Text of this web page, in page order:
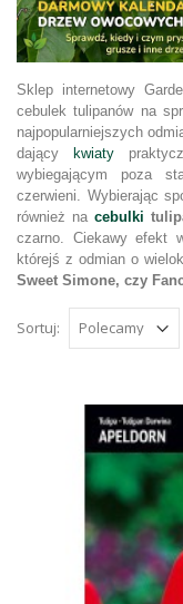
Sklep internetowy
cebulek tulipanów na
najpopularniejszych
dający kwiaty
wybiegającym poza
czerwieni. Wybierając
również nacebulki
czarno. Ciekawy efekt
którejś z odmian o
Sweet Simone, czy
Sortuj: